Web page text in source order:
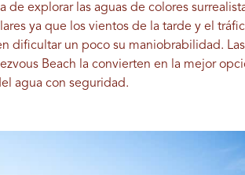
de explorar las aguas de colores
ya que los vientos de la tarde y el
dificultar un poco su maniobrabilidad.
Beach la convierten en la mejor
agua con seguridad.